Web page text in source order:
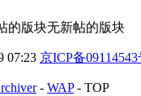
无新帖的版块
07:23 京ICP备
- WAP- TOP